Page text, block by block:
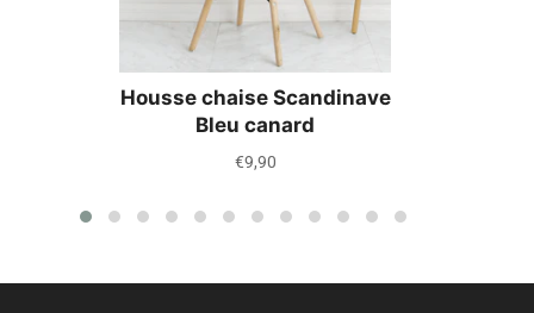
Housse chaise Scandinave
Bleu canard
Prix
€9,90